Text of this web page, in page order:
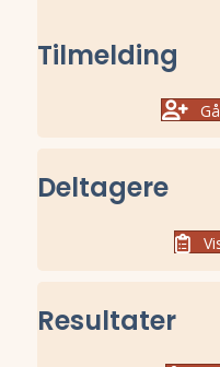
Tilmelding
Deltagere
Resultater